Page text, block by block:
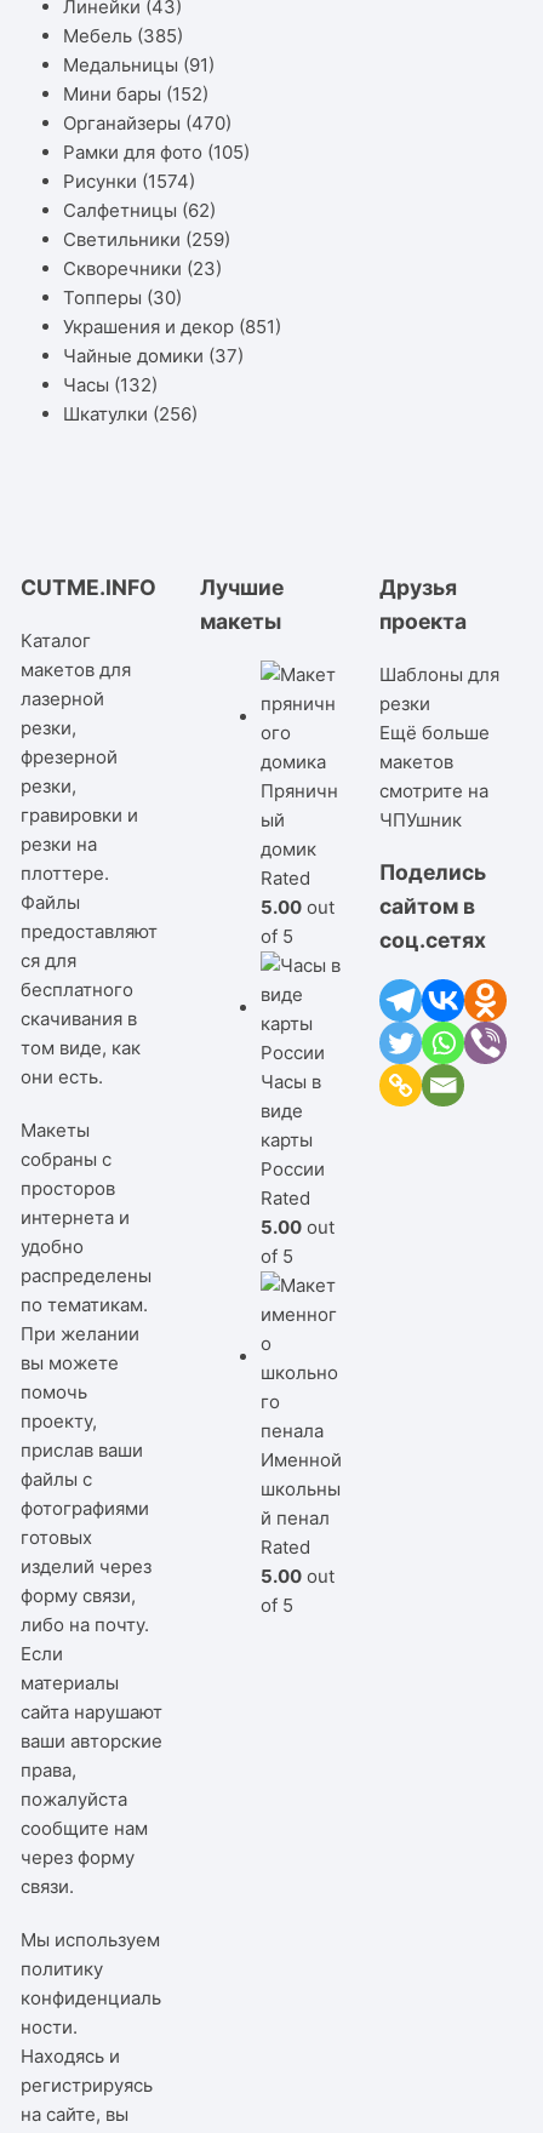
Линейки (43)
Мебель (385)
Медальницы (91)
Мини бары (152)
Органайзеры (470)
Рамки для фото (105)
Рисунки (1574)
Салфетницы (62)
Светильники (259)
Скворечники (23)
Топперы (30)
Украшения и декор (851)
Чайные домики (37)
Часы (132)
Шкатулки (256)
CUTME.INFO
Каталог
макетов для
лазерной
резки,
фрезерной
резки,
гравировки и
резки на
плоттере.
Файлы
предоставляют
ся для
бесплатного
скачивания в
том виде, как
они есть.
Макеты
собраны с
просторов
интернета и
удобно
распределены
по тематикам.
При желании
вы можете
помочь
проекту,
прислав ваши
файлы с
фотографиями
готовых
изделий через
форму связи,
либо на почту.
Если
материалы
сайта нарушают
ваши авторские
права,
пожалуйста
сообщите нам
черезформу
связи.
Мы используем
политику
конфиденциаль
ности.
Находясь и
регистрируясь
на сайте, вы
Лучшие
макеты
Пряничн
ый
домик
Rated
5.00 out
of 5
Часы в
виде
карты
России
Rated
5.00 out
of 5
Именной
школьны
й пенал
Rated
5.00 out
of 5
Друзья
проекта
Шаблоны для
резки
Ещё больше
макетов
смотрите на
ЧПУшник
Поделись
сайтом в
соц.сетях